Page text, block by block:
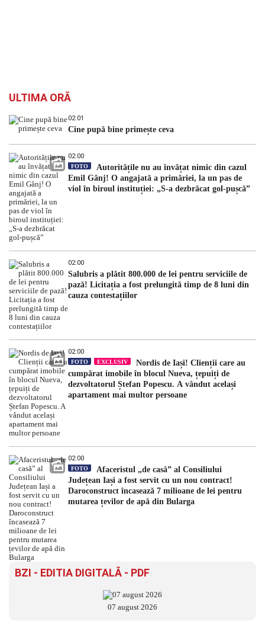
ULTIMA ORĂ
02:01
Cine pupă bine primește ceva
02:00
FOTO
Autoritățile nu au învățat nimic din cazul
Emil Gânj! O angajată a primăriei, la un pas de
viol în biroul instituției: „S-a dezbrăcat gol-pușcă”
02:00
Salubris a plătit 800.000 de lei pentru serviciile de
pază! Licitația a fost prelungită timp de 8 luni din
cauza contestațiilor
02:00
FOTO EXCLUSIV
Nordis de Iași! Clienții care au
cumpărat imobile în blocul Nueva, țepuiți de
dezvoltatorul Ștefan Popescu. A vândut același
apartament mai multor persoane
02:00
FOTO
Afaceristul „de casă” al Consiliului
Județean Iași a fost servit cu un nou contract!
Daroconstruct încasează 7 milioane de lei pentru
mutarea țevilor de apă din Bularga
BZI - EDITIA DIGITALĂ - PDF
07 august 2026